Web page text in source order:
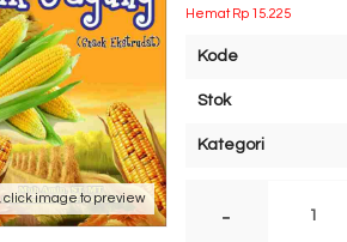
click image to preview
Hemat Rp 15.225
Kode
Stok
Kategori
-